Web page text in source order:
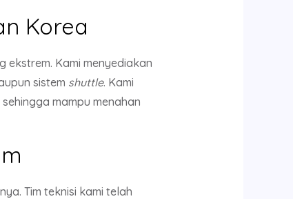
Korea
ekstrem. Kami menyediakan
sistem shuttle. Kami
mampu menahan
Tim teknisi kami telah